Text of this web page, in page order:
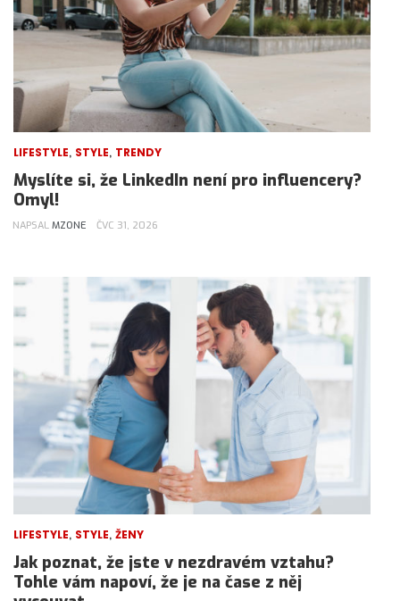
LIFESTYLE, STYLE, TRENDY
Myslíte si, že LinkedIn není pro influencery?
Omyl!
NAPSAL MZONE ČVC 31, 2026
LIFESTYLE, STYLE, ŽENY
Jak poznat, že jste v nezdravém vztahu?
Tohle vám napoví, že je na čase z něj